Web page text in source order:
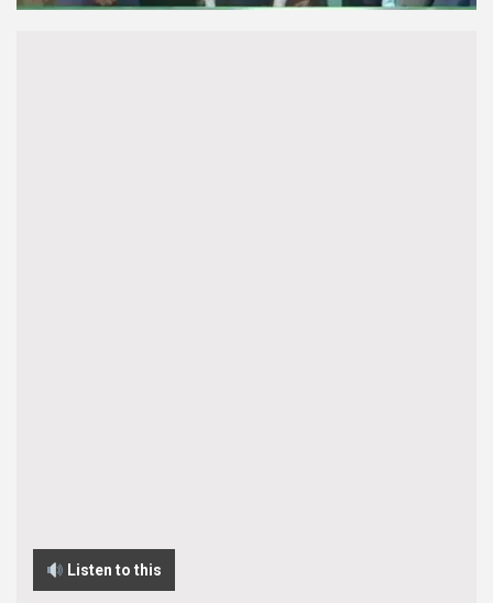
Listen to this